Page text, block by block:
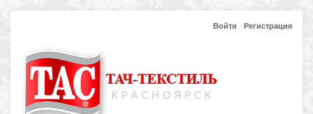
Войти Регистрация